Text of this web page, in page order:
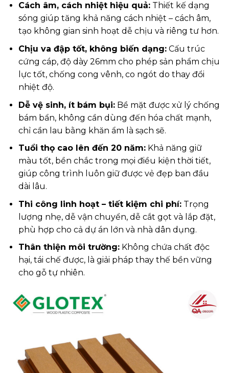
Cách âm, cách nhiệt hiệu quả:Thiết kế dạng
sóng giúp tăng khả năng cách nhiệt – cách âm,
tạo không gian sinh hoạt dễ chịu và riêng tư hơn.
Chịu va đập tốt, không biến dạng:Cấu trúc
cứng cáp, độ dày 26mm cho phép sản phẩm chịu
lực tốt, chống cong vênh, co ngót do thay đổi
nhiệt độ.
Dễ vệ sinh, ít bám bụi:Bề mặt được xử lý chống
bám bẩn, không cần dùng đến hóa chất mạnh,
chỉ cần lau bằng khăn ẩm là sạch sẽ.
Tuổi thọ cao lên đến 20 năm:Khả năng giữ
màu tốt, bền chắc trong mọi điều kiện thời tiết,
giúp công trình luôn giữ được vẻ đẹp ban đầu
dài lâu.
Thi công linh hoạt – tiết kiệm chi phí:Trọng
lượng nhẹ, dễ vận chuyển, dễ cắt gọt và lắp đặt,
phù hợp cho cả dự án lớn và nhà dân dụng.
Thân thiện môi trường:Không chứa chất độc
hại, tái chế được, là giải pháp thay thế bền vững
cho gỗ tự nhiên.